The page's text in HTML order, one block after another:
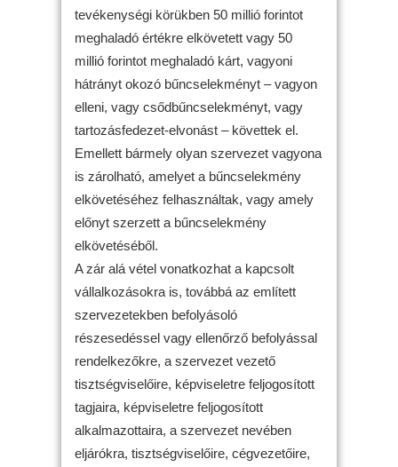
tevékenységi körükben 50 millió forintot
meghaladó értékre elkövetett vagy 50
millió forintot meghaladó kárt, vagyoni
hátrányt okozó bűncselekményt – vagyon
elleni, vagy csődbűncselekményt, vagy
tartozásfedezet-elvonást – követtek el.
Emellett bármely olyan szervezet vagyona
is zárolható, amelyet a bűncselekmény
elkövetéséhez felhasználtak, vagy amely
előnyt szerzett a bűncselekmény
elkövetéséből.
A zár alá vétel vonatkozhat a kapcsolt
vállalkozásokra is, továbbá az említett
szervezetekben befolyásoló
részesedéssel vagy ellenőrző befolyással
rendelkezőkre, a szervezet vezető
tisztségviselőire, képviseletre feljogosított
tagjaira, képviseletre feljogosított
alkalmazottaira, a szervezet nevében
eljárókra, tisztségviselőire, cégvezetőire,